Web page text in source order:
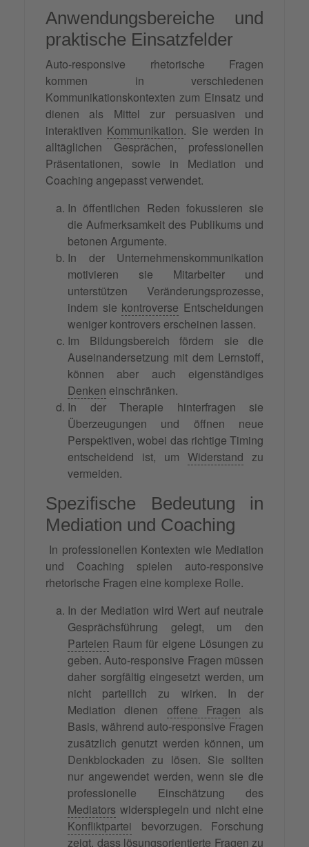
Anwendungsbereiche und
praktische Einsatzfelder
Auto-responsive rhetorische Fragen
kommen in verschiedenen
Kommunikationskontexten zum Einsatz und
dienen als Mittel zur persuasiven und
interaktiven Kommunikation. Sie werden in
alltäglichen Gesprächen, professionellen
Präsentationen, sowie in Mediation und
Coaching angepasst verwendet.
In öffentlichen Reden fokussieren sie
die Aufmerksamkeit des Publikums und
betonen Argumente.
In der Unternehmenskommunikation
motivieren sie Mitarbeiter und
unterstützen Veränderungsprozesse,
indem sie kontroverse Entscheidungen
weniger kontrovers erscheinen lassen.
Im Bildungsbereich fördern sie die
Auseinandersetzung mit dem Lernstoff,
können aber auch eigenständiges
Denken einschränken.
In der Therapie hinterfragen sie
Überzeugungen und öffnen neue
Perspektiven, wobei das richtige Timing
entscheidend ist, um Widerstand zu
vermeiden.
Spezifische Bedeutung in
Mediation und Coaching
In professionellen Kontexten wie Mediation
und Coaching spielen auto-responsive
rhetorische Fragen eine komplexe Rolle.
In der Mediation wird Wert auf neutrale
Gesprächsführung gelegt, um den
Parteien Raum für eigene Lösungen zu
geben. Auto-responsive Fragen müssen
daher sorgfältig eingesetzt werden, um
nicht parteilich zu wirken. In der
Mediation dienen offene Fragen als
Basis, während auto-responsive Fragen
zusätzlich genutzt werden können, um
Denkblockaden zu lösen. Sie sollten
nur angewendet werden, wenn sie die
professionelle Einschätzung des
Mediators widerspiegeln und nicht eine
Konfliktpartei bevorzugen. Forschung
zeigt, dass lösungsorientierte Fragen zu